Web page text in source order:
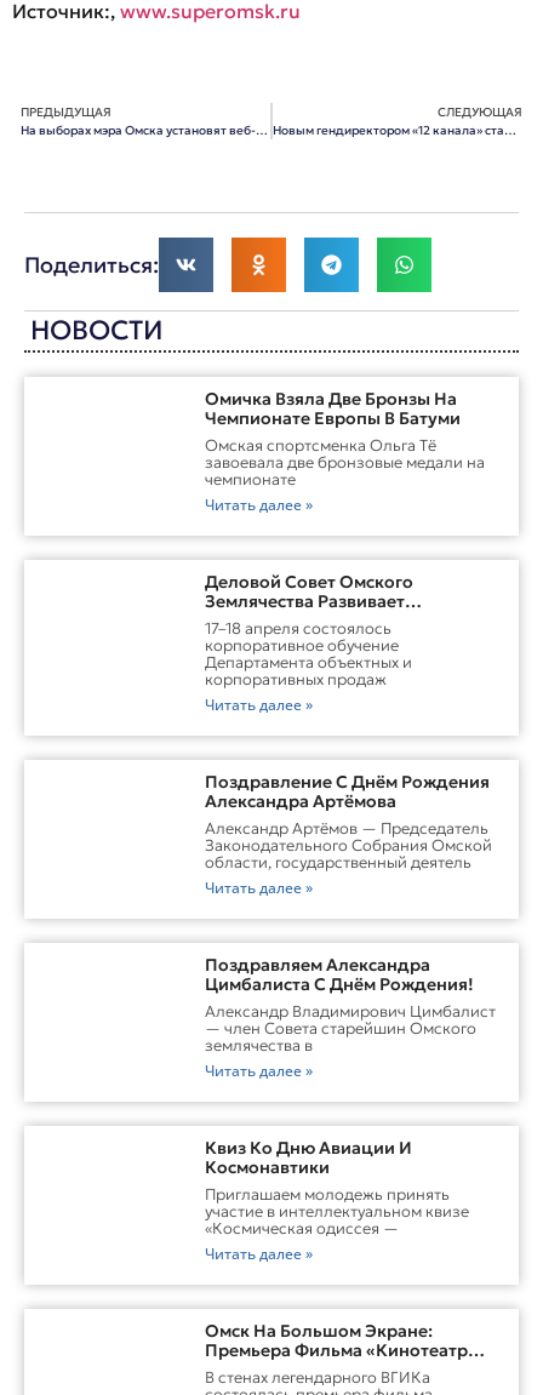
Источник:, www.superomsk.ru
ПРЕДЫДУЩАЯ
На выборах мэра Омска установят веб-камеры и электронные урны
СЛЕДУЮЩАЯ
Новым гендиректором «12 канала» станет Сергей Токаев
Поделиться:
НОВОСТИ
Омичка Взяла Две Бронзы На
Чемпионате Европы В Батуми
Омская спортсменка Ольга Тё
завоевала две бронзовые медали на
чемпионате
Читать далее »
Деловой Совет Омского
Землячества Развивает
Практические Навыки Омских
Студентов Через Бизнес-
Обучение
17–18 апреля состоялось
корпоративное обучение
Департамента объектных и
корпоративных продаж
Читать далее »
Поздравление С Днём Рождения
Александра Артёмова
Александр Артёмов — Председатель
Законодательного Собрания Омской
области, государственный деятель
Читать далее »
Поздравляем Александра
Цимбалиста С Днём Рождения!
Александр Владимирович Цимбалист
— член Совета старейшин Омского
землячества в
Читать далее »
Квиз Ко Дню Авиации И
Космонавтики
Приглашаем молодежь принять
участие в интеллектуальном квизе
«Космическая одиссея —
Читать далее »
Омск На Большом Экране:
Премьера Фильма «Кинотеатр
Воспоминаний»
В стенах легендарного ВГИКа